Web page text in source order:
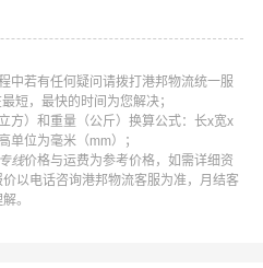
中若有任何疑问请拨打 港邦物流统一服
短，最快的时间为您解决；
方）和重量（公斤）换算公式：长x宽x
单位为毫米（mm）；
线价格与运费为参考价格，如需详细资
以电话咨询港邦物流客服为准，月结客
。